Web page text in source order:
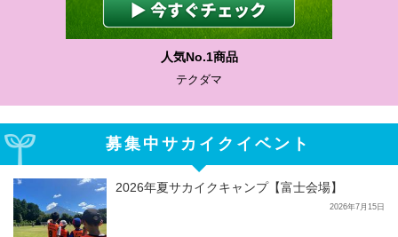
わかりやすい質問に沿って書ける
サカイクサッカーノート
募集中サカイクイベント
2026年夏サカイクキャンプ【富士会場】
2026年7月15日